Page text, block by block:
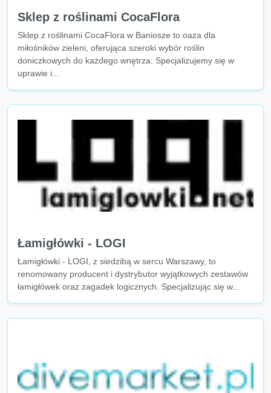
Sklep z roślinami CocaFlora
Sklep z roślinami CocaFlora w Baniosze to oaza dla
miłośników zieleni, oferująca szeroki wybór roślin
doniczkowych do każdego wnętrza. Specjalizujemy się w
uprawie i...
Łamigłówki - LOGI
Łamigłówki - LOGI, z siedzibą w sercu Warszawy, to
renomowany producent i dystrybutor wyjątkowych zestawów
łamigłówek oraz zagadek logicznych. Specjalizując się w...